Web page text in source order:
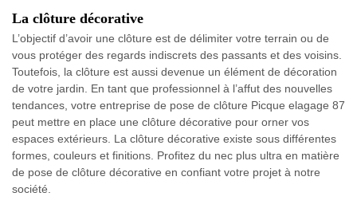
La clôture décorative
L’objectif d’avoir une clôture est de délimiter votre terrain ou de
vous protéger des regards indiscrets des passants et des voisins.
Toutefois, la clôture est aussi devenue un élément de décoration
de votre jardin. En tant que professionnel à l’affut des nouvelles
tendances, votre entreprise de pose de clôture Picque elagage 87
peut mettre en place une clôture décorative pour orner vos
espaces extérieurs. La clôture décorative existe sous différentes
formes, couleurs et finitions. Profitez du nec plus ultra en matière
de pose de clôture décorative en confiant votre projet à notre
société.